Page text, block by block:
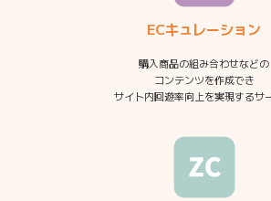
ECキュレーション
購入商品の組み合わせなどの
コンテンツを作成でき
サイト内回遊率向上を実現するサ